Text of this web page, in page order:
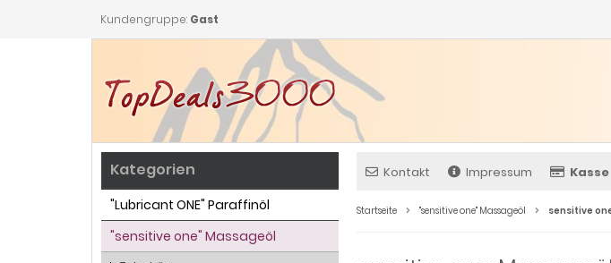
Kundengruppe: Gast
Kontakt Impressum Kasse
Startseite "sensitive one" Massageöl sensitive
Kategorien
"Lubricant ONE" Paraffinöl
"sensitive one" Massageöl